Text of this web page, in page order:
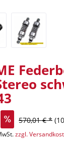
570,01 € *
zzgl.